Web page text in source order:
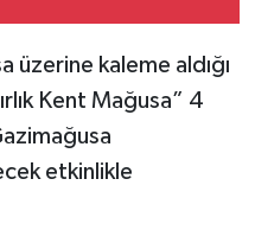
üzerine kaleme aldığı
Kent Mağusa” 4
etkinlikle